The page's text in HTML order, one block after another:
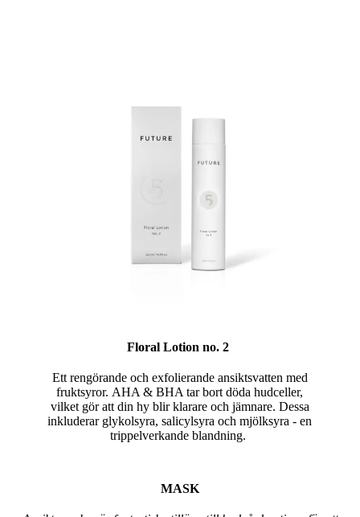
Floral Lotion no. 2
Ett rengörande och exfolierande ansiktsvatten med
fruktsyror. AHA & BHA tar bort döda hudceller,
vilket gör att din hy blir klarare och jämnare. Dessa
inkluderar glykolsyra, salicylsyra och mjölksyra - en
trippelverkande blandning.
MASK